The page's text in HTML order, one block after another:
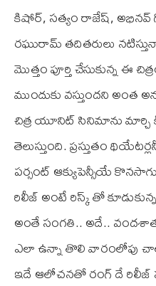
కిషోర్, సత్యం రాజేష్,
రఘురామ్ తదితరులు
మొత్తం పూర్తి చేసుకున్న ఈ
ముందుకు వస్తుందని అంత
చిత్ర యూనిట్ సినిమాను మార్చి
తెలుస్తుంది. ప్రస్తుతం
పర్సంట్ ఆక్యుపెన్సీయే
రిలీజ్ అంటే రిస్క్ తో
అంతే సంగతి.. అదే..
ఎలా ఉన్నా తొలి వారంలోపు చాలా
ఇదే ఆలోచనతో రంగ్ దే రిలీజ్